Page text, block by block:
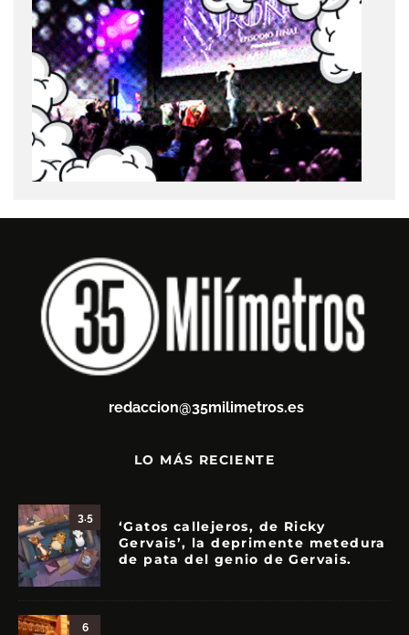
redaccion@35milimetros.es
LO MÁS RECIENTE
3.5
‘Gatos callejeros, de Ricky
Gervais’, la deprimente metedura
de pata del genio de Gervais.
6